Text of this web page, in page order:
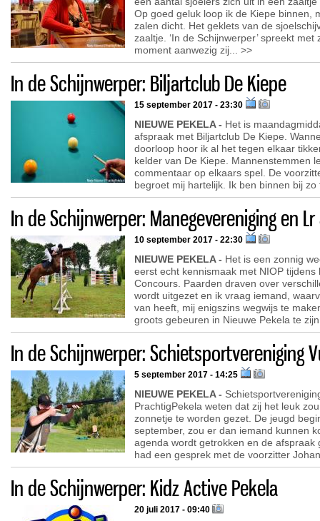
Op goed geluk loop ik de Kiepe binnen,
zalen dicht. Het geklets van de
zaaltje. ‘In de Schijnwerper’ spreekt
moment aanwezig zij... >>
In de Schijnwerper: Biljartclub De Kiepe
15 september 2017 - 23:30
NIEUWE PEKELA - Het is
afspraak met Biljartclub De Kiepe.
doorloop hoor ik al het tegen elkaar
kelder van De Kiepe. Mannenstemmen
commentaar op elkaars spel. De
begroet mij hartelijk. Ik ben binnen bij zo
In de Schijnwerper: Manegevereniging en Lr
10 september 2017 - 22:30
NIEUWE PEKELA - Het is een zonnig
eerst echt kennismaak met NIOP tijdens
Concours. Paarden draven over
wordt uitgezet en ik vraag iemand,
van heeft, mij enigszins wegwijs te
groots gebeuren in Nieuwe Pekela te
In de Schijnwerper: Schietsportvereniging
5 september 2017 - 14:25
NIEUWE PEKELA -
PrachtigPekela weten dat zij het leuk
zonnetje te worden gezet. De jeugd
september, zou er dan iemand kunnen
agenda wordt getrokken en de afspraak
had een gesprek met de voorzitter
In de Schijnwerper: Kidz Active Pekela
20 juli 2017 - 09:40